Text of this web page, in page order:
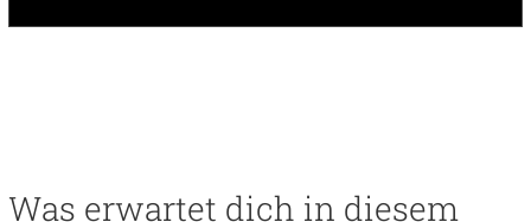
Was erwartet dich in diesem